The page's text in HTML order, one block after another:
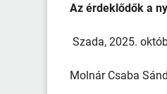
Az érdeklődők a
Szada, 2025.
Molnár Csaba